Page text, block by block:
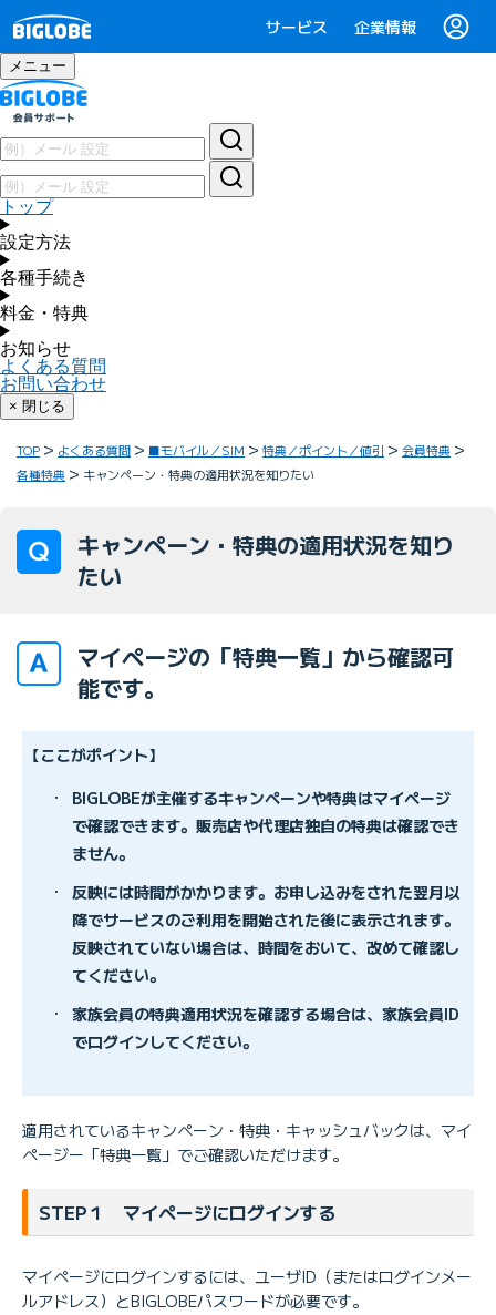
サービス 企業情報
メニュー
トップ
設定方法
各種手続き
料金・特典
お知らせ
よくある質問
お問い合わせ
× 閉じる
TOP よくある質問 ■モバイル／SIM 特典／ポイント／値引
会員特典
各種特典
キャンペーン・特典の適用状況を知りたい
キャンペーン・特典の適用状況を知り
たい
マイページの「特典一覧」から確認可
能です。
【ここがポイント】
・
BIGLOBEが主催するキャンペーンや特典はマイページ
で確認できます。販売店や代理店独自の特典は確認でき
ません。
・
反映には時間がかかります。お申し込みをされた翌月以
降でサービスのご利用を開始された後に表示されます。
反映されていない場合は、時間をおいて、改めて確認し
てください。
・
家族会員の特典適用状況を確認する場合は、家族会員ID
でログインしてください。
適用されているキャンペーン・特典・キャッシュバックは、マイ
ページー「特典一覧」でご確認いただけます。
STEP１ マイページにログインする
マイページにログインするには、ユーザID（またはログインメー
ルアドレス）とBIGLOBEパスワードが必要です。